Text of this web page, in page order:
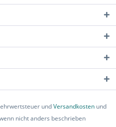
undVersandkostenund
nicht anders beschrieben